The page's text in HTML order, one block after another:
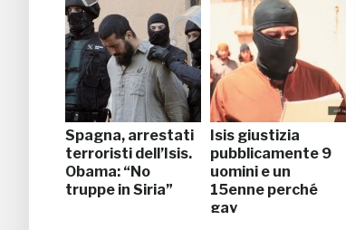
Spagna, arrestati
terroristi dell’Isis.
Obama: “No
truppe in Siria”
Isis giustizia
pubblicamente 9
uomini e un
15enne perché
gay